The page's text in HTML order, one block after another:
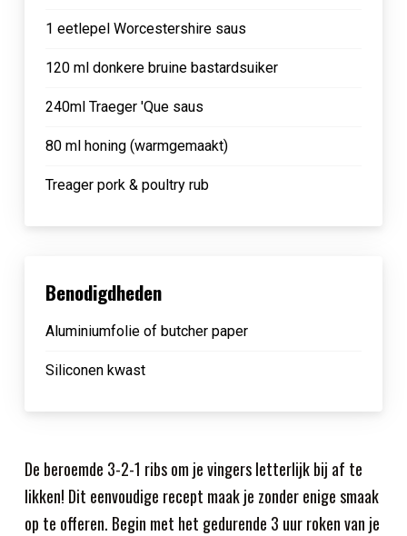
De beroemde 3-2-1 ribs om je vingers letterlijk bij af te
likken! Dit eenvoudige recept maak je zonder enige smaak
op te offeren. Begin met het gedurende 3 uur roken van je
1 eetlepel Worcestershire saus
120 ml donkere bruine bastardsuiker
240ml Traeger 'Que saus
80 ml honing (warmgemaakt)
Treager pork & poultry rub
Benodigdheden
Aluminiumfolie of butcher paper
Siliconen kwast